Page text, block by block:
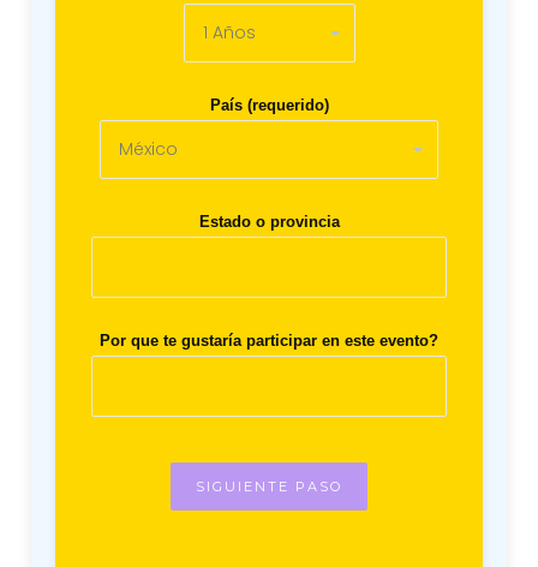
País (requerido)
Estado o provincia
Por que te gustaría participar en este evento?